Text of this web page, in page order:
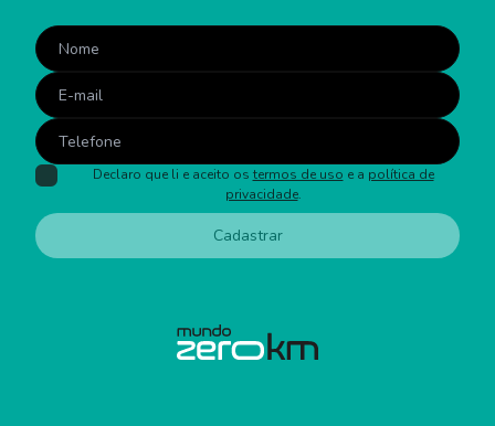
Declaro que li e aceito os termos de uso e a política de
privacidade.
Cadastrar